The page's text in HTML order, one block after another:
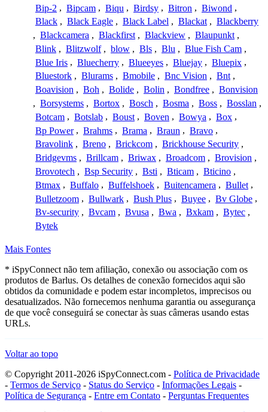
Bip-2 , Bipcam , Biqu , Birdsy , Bitron , Biwond ,
Black , Black Eagle , Black Label , Blackat , Blackberry
, Blackcamera , Blackfirst , Blackview , Blaupunkt ,
Blink , Blitzwolf , blow , Bls , Blu , Blue Fish Cam ,
Blue Iris , Bluecherry , Blueeyes , Bluejay , Bluepix ,
Bluestork , Blurams , Bmobile , Bnc Vision , Bnt ,
Boavision , Boh , Bolide , Bolin , Bondfree , Bonvision
, Borsystems , Bortox , Bosch , Bosma , Boss , Bosslan ,
Botcam , Botslab , Boust , Boven , Bowya , Box ,
Bp Power , Brahms , Brama , Braun , Bravo ,
Bravolink , Breno , Brickcom , Brickhouse Security ,
Bridgevms , Brillcam , Briwax , Broadcom , Brovision ,
Brovotech , Bsp Security , Bsti , Bticam , Bticino ,
Btmax , Buffalo , Buffelshoek , Buitencamera , Bullet ,
Bulletzoom , Bullwark , Bush Plus , Buyee , Bv Globe ,
Bv-security , Bvcam , Bvusa , Bwa , Bxkam , Bytec ,
Bytek
Mais Fontes
* iSpyConnect não tem afiliação, conexão ou associação com os
produtos de Barlus. Os detalhes de conexão fornecidos aqui são
obtidos da comunidade e podem estar incompletos, imprecisos ou
desatualizados. Não fornecemos nenhuma garantia ou assegurança
de que você conseguirá se conectar às suas câmeras usando estas
URLs.
Voltar ao topo
© Copyright 2011-2026 iSpyConnect.com - Política de Privacidade
- Termos de Serviço - Status do Serviço - Informações Legais -
Política de Segurança - Entre em Contato - Perguntas Frequentes